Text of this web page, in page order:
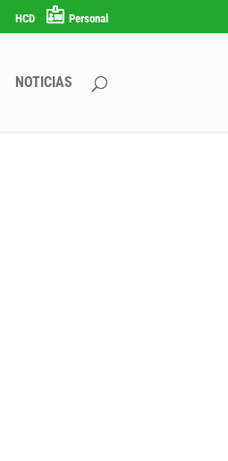
HCD Personal
NOTICIAS